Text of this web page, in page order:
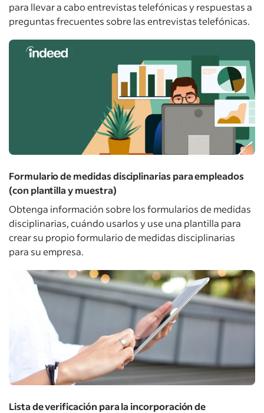
para llevar a cabo entrevistas telefónicas y respuestas a
preguntas frecuentes sobre las entrevistas telefónicas.
Formulario de medidas disciplinarias para empleados
(con plantilla y muestra)
Obtenga información sobre los formularios de medidas
disciplinarias, cuándo usarlos y use una plantilla para
crear su propio formulario de medidas disciplinarias
para su empresa.
Lista de verificación para la incorporación de